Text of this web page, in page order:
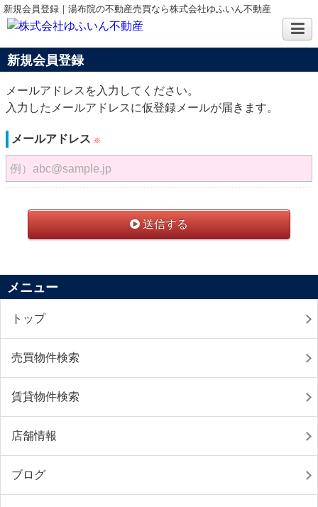
新規会員登録｜湯布院の不動産売買なら株式会社ゆふいん不動産
新規会員登録
メールアドレスを入力してください。
入力したメールアドレスに仮登録メールが届きます。
メールアドレス ※
例）abc@sample.jp
送信する
メニュー
トップ
売買物件検索
賃貸物件検索
店舗情報
ブログ